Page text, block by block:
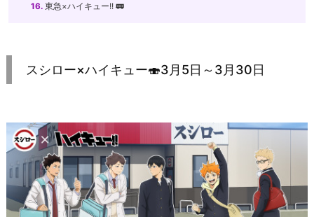
16. 東急×ハイキュー!! 🚃
スシロー×ハイキュー🍣3月5日～3月30日